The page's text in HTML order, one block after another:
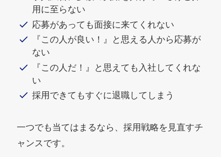
用に至らない
応募があっても面接に来てくれない
『この人が良い！』と思える人から応募が
ない
『この人だ！』と思えても入社してくれな
い
採用できてもすぐに退職してしまう
一つでも当てはまるなら、採用戦略を見直すチ
ャンスです。